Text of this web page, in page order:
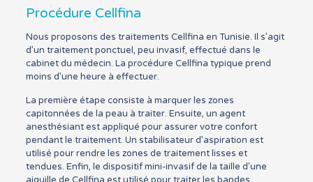
Procédure Cellfina
Nous proposons des traitements Cellfina en Tunisie. Il s’agit
d’un traitement ponctuel, peu invasif, effectué dans le
cabinet du médecin. La procédure Cellfina typique prend
moins d’une heure à effectuer.
La première étape consiste à marquer les zones
capitonnées de la peau à traiter. Ensuite, un agent
anesthésiant est appliqué pour assurer votre confort
pendant le traitement. Un stabilisateur d’aspiration est
utilisé pour rendre les zones de traitement lisses et
tendues. Enfin, le dispositif mini-invasif de la taille d’une